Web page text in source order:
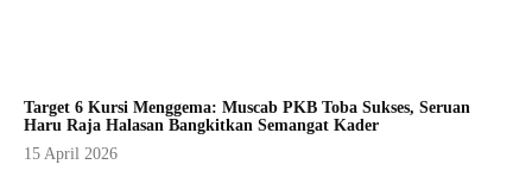
Target 6 Kursi Menggema: Muscab PKB Toba Sukses, Seruan
Haru Raja Halasan Bangkitkan Semangat Kader
15 April 2026